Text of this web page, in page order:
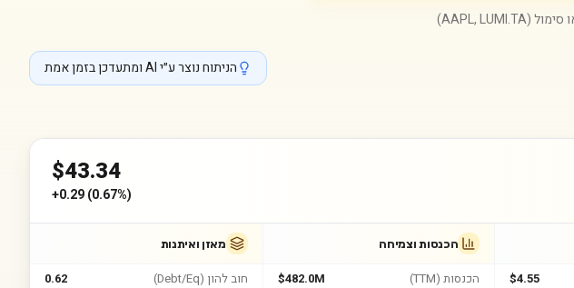
הניתוח נוצר ע״י AI ומתעדכן בזמן אמת
$43.34
+0.29(0.67%)
$4.55
הכנסות וצמיחה
הכנסות (TTM)
$482.0M
מאזן ואיתנות
חוב להון (Debt/Eq)
0.62